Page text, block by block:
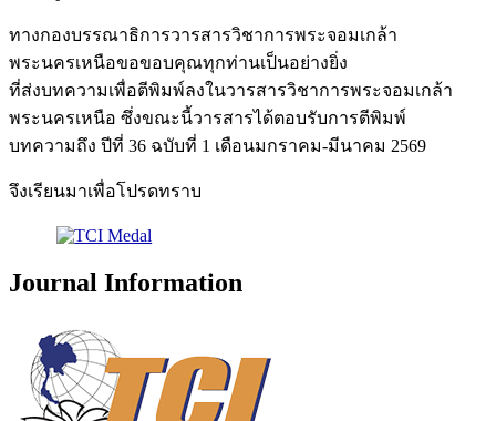
ทางกองบรรณาธิการวารสารวิชาการพระจอมเกล้า
พระนครเหนือขอขอบคุณทุกท่านเป็นอย่างยิ่ง
ที่ส่งบทความเพื่อตีพิมพ์ลงในวารสารวิชาการพระจอมเกล้า
พระนครเหนือ ซึ่งขณะนี้วารสารได้ตอบรับการตีพิมพ์
บทความถึง ปีที่ 36 ฉบับที่ 1 เดือนมกราคม-มีนาคม 2569
จึงเรียนมาเพื่อโปรดทราบ
Journal Information